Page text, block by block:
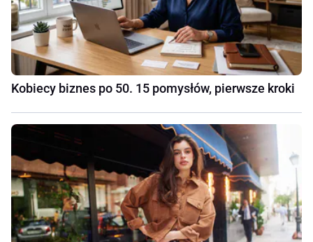
Kobiecy biznes po 50. 15 pomysłów, pierwsze kroki